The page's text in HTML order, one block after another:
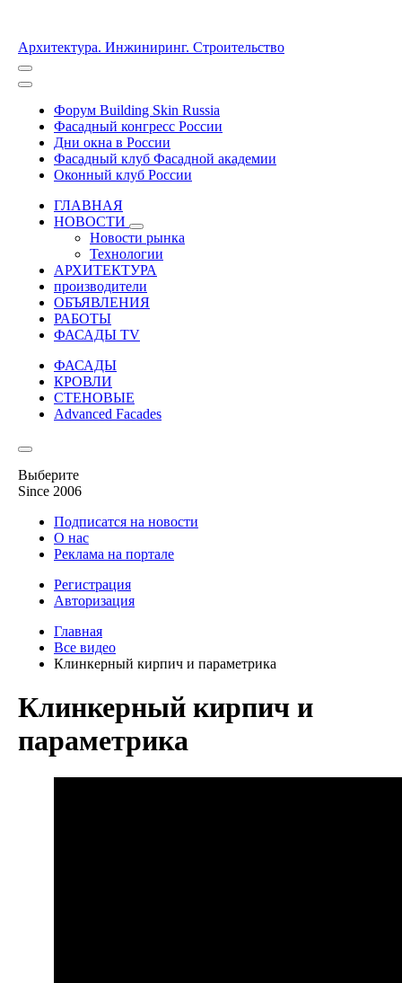
Архитектура. Инжиниринг. Строительство
Форум Building Skin Russia
Фасадный конгресс России
Дни окна в России
Фасадный клуб Фасадной академии
Оконный клуб России
ГЛАВНАЯ
НОВОСТИ
Новости рынка
Технологии
АРХИТЕКТУРА
производители
ОБЪЯВЛЕНИЯ
РАБОТЫ
ФАСАДЫ TV
ФАСАДЫ
КРОВЛИ
СТЕНОВЫЕ
Advanced Facades
Выберите
Since 2006
Подписатся на новости
О нас
Реклама на портале
Регистрация
Авторизация
Главная
Все видео
Клинкерный кирпич и параметрика
Клинкерный кирпич и
параметрика